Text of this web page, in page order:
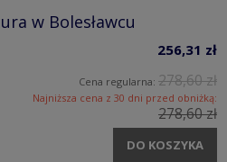
w Bolesławcu
256,31 zł
Cena regularna: 278,60 zł
Najniższa cena z 30 dni przed obniżką:
278,60 zł
DO KOSZYKA